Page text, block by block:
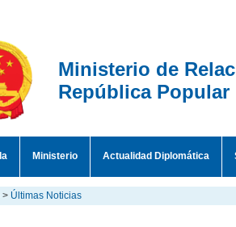
Ministerio de
República Popular
Ministerio Actualidad Diplomática
> Últimas Noticias